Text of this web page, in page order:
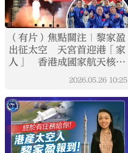
（有片）焦點關注｜黎家盈
出征太空 天宮首迎港「家
人」 香港成國家航天核心
2026.05.26 10:25